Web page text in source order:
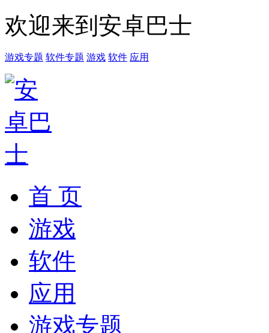
欢迎来到安卓巴士
游戏专题 软件专题 游戏 软件 应用
首 页
游戏
软件
应用
游戏专题